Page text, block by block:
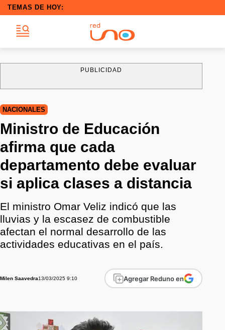
TEMAS DE HOY:
PUBLICIDAD
NACIONALES
Ministro de Educación
afirma que cada
departamento debe evaluar
si aplica clases a distancia
El ministro Omar Veliz indicó que las
lluvias y la escasez de combustible
afectan el normal desarrollo de las
actividades educativas en el país.
Milen Saavedra13/03/2025 9:10 Agregar Reduno en